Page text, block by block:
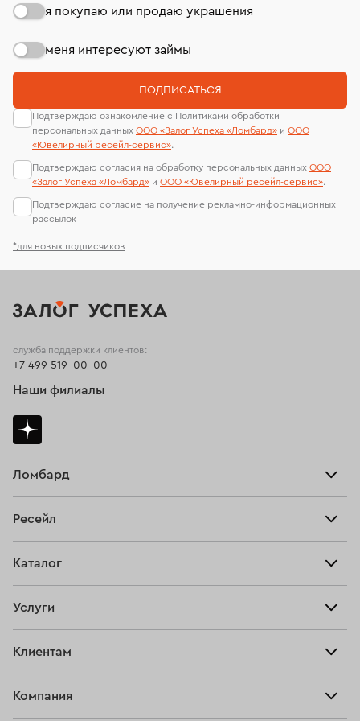
*для новых подписчиков
я покупаю или продаю украшения
меня интересуют займы
ПОДПИСАТЬСЯ
Подтверждаю ознакомление с Политиками обработки
персональных данных ООО «Залог Успеха «Ломбард» и ООО
«Ювелирный ресейл-сервиc».
Подтверждаю согласия на обработку персональных данных ООО
«Залог Успеха «Ломбард» и ООО «Ювелирный ресейл-сервиc».
Подтверждаю согласие на получение рекламно-информационных
рассылок
Ломбард
Тарифы
Ресейл
Купить
Прочие услуги
Каталог
Серьги
Цепи
Услуги
Клиентам
Компания
служба поддержки клиентов:
+7 499 519-00-00
Наши филиалы